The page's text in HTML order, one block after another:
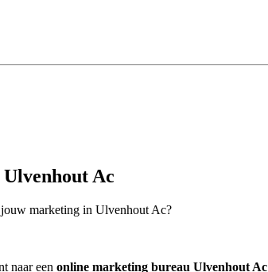
Ac
marketing in Ulvenhout Ac?
naar een online marketing bureau Ulvenhout Ac